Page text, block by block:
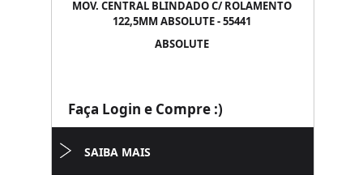
MOV. CENTRAL BLINDADO C/ ROLAMENTO
122,5MM ABSOLUTE - 55441
ABSOLUTE
Faça Login e Compre :)
SAIBA MAIS